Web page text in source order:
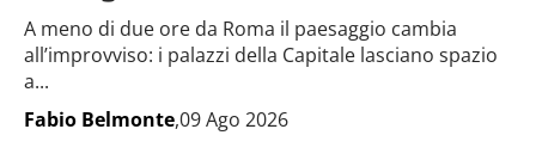
A meno di due ore da Roma il paesaggio cambia
all’improvviso: i palazzi della Capitale lasciano spazio
a...
Fabio Belmonte,09 Ago 2026